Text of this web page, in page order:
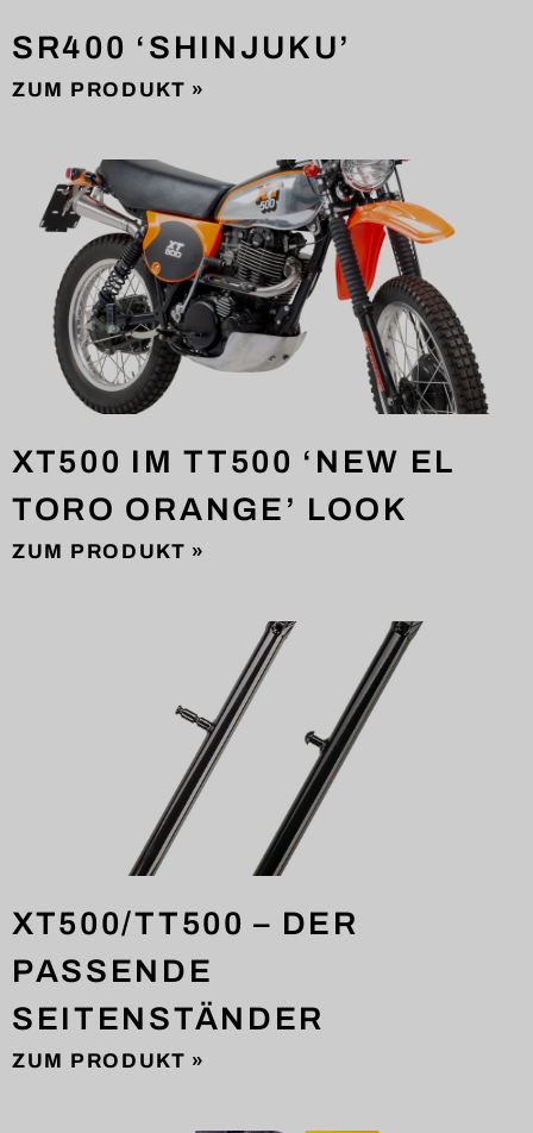
SR400 ‘SHINJUKU’
ZUM PRODUKT »
XT500 IM TT500 ‘NEW EL
TORO ORANGE’ LOOK
ZUM PRODUKT »
XT500/TT500 – DER
PASSENDE
SEITENSTÄNDER
ZUM PRODUKT »